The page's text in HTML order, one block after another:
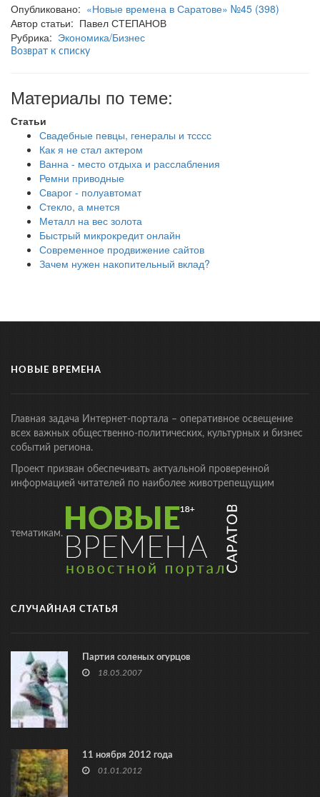
Опубликовано: «Новые времена в Саратове» №45 (398)
Автор статьи: Павел СТЕПАНОВ
Рубрика: Экономика/Бизнес
Возврат к списку
Материалы по теме:
Статьи
Свадебные певцы, генералы и тсссс
Как я не стал актером
Ванна - место отдыха и расслабления
Ремни приводные
Сварог - полуавтомат
Стекло, а мнется
Металл на вес золота
Быстрый микрокредит онлайн
Современное продвижение сайтов
Зачем нужен накопительный вклад?
НОВЫЕ ВРЕМЕНА
Главная задача Интернет-портала – оперативное освещение
всех важных общественно-политических, культурных и бизнес
событий региона.
Проект призван обеспечивать актуальной проверенной
информацией читателей по наиболее животрепещущим
тематикам.
СЛУЧАЙНАЯ СТАТЬЯ
Партия соленых огурцов
18.05.2007
11 ноября 2012 года
01.01.2012